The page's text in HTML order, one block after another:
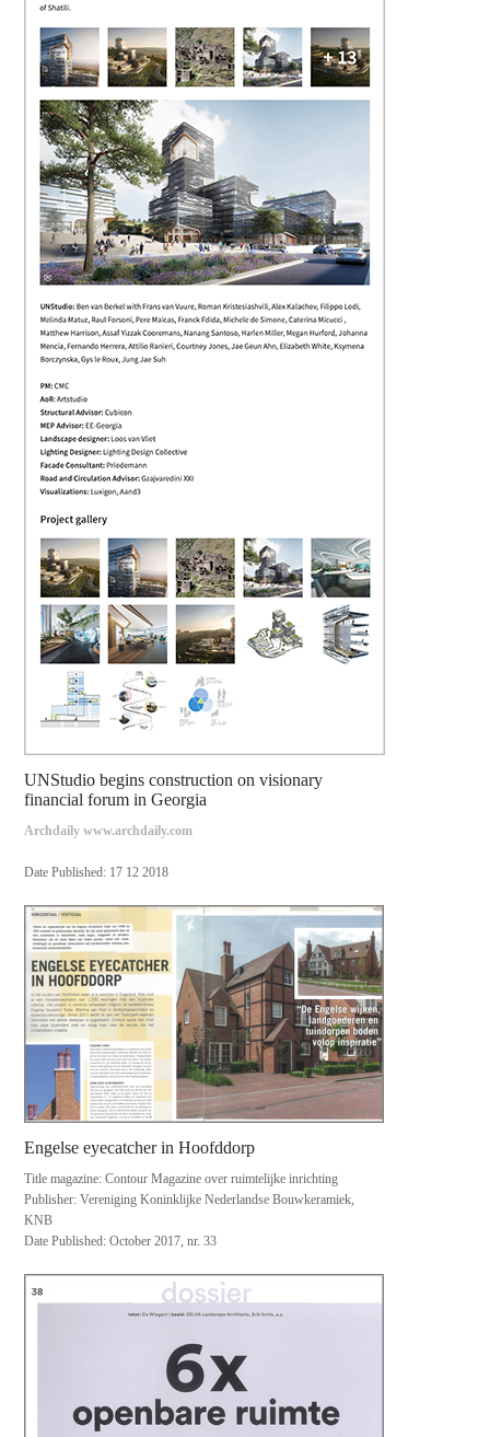
UNStudio begins construction on visionary
financial forum in Georgia
Archdaily www.archdaily.com
Date Published: 17 12 2018
Engelse eyecatcher in Hoofddorp
Title magazine: Contour Magazine over ruimtelijke inrichting
Publisher: Vereniging Koninklijke Nederlandse Bouwkeramiek,
KNB
Date Published: October 2017, nr. 33